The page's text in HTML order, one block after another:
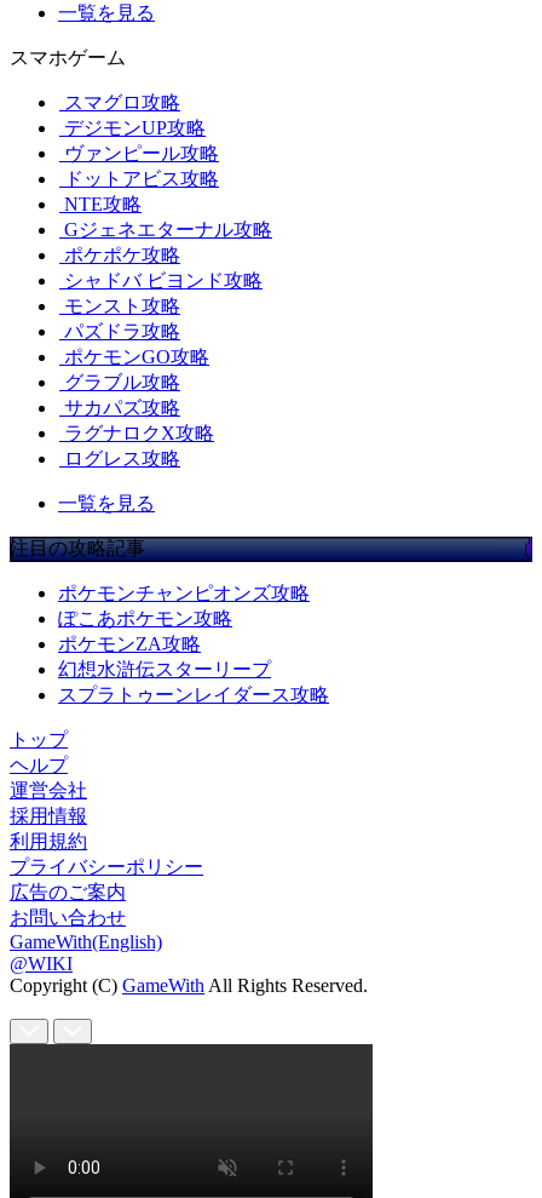
一覧を見る
スマホゲーム
スマグロ攻略
デジモンUP攻略
ヴァンピール攻略
ドットアビス攻略
NTE攻略
Gジェネエターナル攻略
ポケポケ攻略
シャドバ ビヨンド攻略
モンスト攻略
パズドラ攻略
ポケモンGO攻略
グラブル攻略
サカパズ攻略
ラグナロクX攻略
ログレス攻略
一覧を見る
注目の攻略記事
ポケモンチャンピオンズ攻略
ぽこあポケモン攻略
ポケモンZA攻略
幻想水滸伝スターリープ
スプラトゥーンレイダース攻略
トップ
ヘルプ
運営会社
採用情報
利用規約
プライバシーポリシー
広告のご案内
お問い合わせ
GameWith(English)
@WIKI
Copyright (C) GameWith All Rights Reserved.